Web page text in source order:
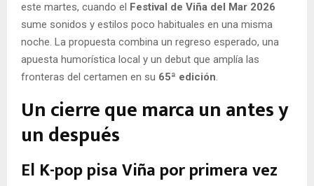
Ueste martes, cuando el Festival de Viña del Mar 2026
sume sonidos y estilos poco habituales en una misma
noche. La propuesta combina un regreso esperado, una
apuesta humorística local y un debut que amplía las
fronteras del certamen en su 65ª edición.
Un cierre que marca un antes y
un después
El K-pop pisa Viña por primera vez